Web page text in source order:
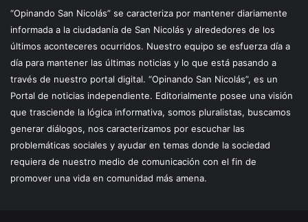
“Opinando San Nicolás” se caracteriza por mantener diariamente
informada a la ciudadanía de San Nicolás y alrededores de los
últimos aconteceres ocurridos. Nuestro equipo se esfuerza día a
día para mantener las últimas noticias y lo que está pasando a
través de nuestro portal digital. “Opinando San Nicolás”, es un
Portal de noticias independiente. Editorialmente posee una visión
que trasciende la lógica informativa, somos pluralistas, buscamos
generar diálogos, nos caracterizamos por escuchar las
problemáticas sociales y ayudar en temas donde la sociedad
requiera de nuestro medio de comunicación con el fin de
promover una vida en comunidad más amena.